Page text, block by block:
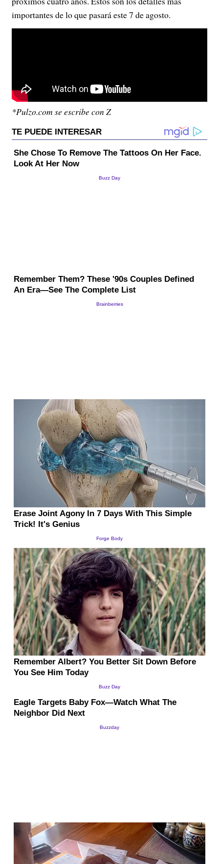
importantes de lo que pasará este 7 de agosto.
*Pulzo.com se escribe con Z